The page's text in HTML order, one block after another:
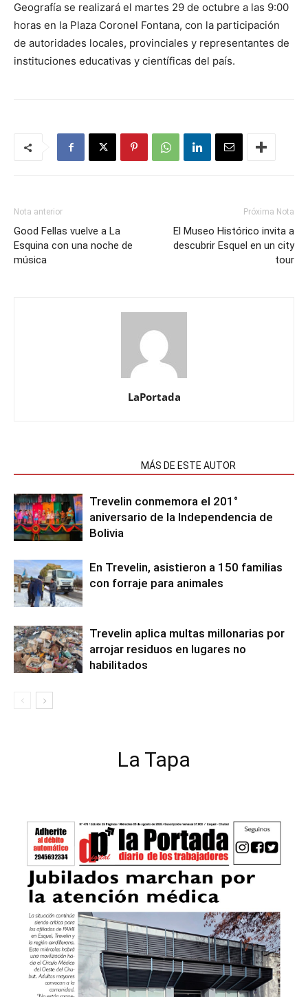
Geografía se realizará el martes 29 de octubre a las 9:00
horas en la Plaza Coronel Fontana, con la participación
de autoridades locales, provinciales y representantes de
instituciones educativas y científicas del país.
Nota anterior
Good Fellas vuelve a La
Esquina con una noche de
música
Próxima Nota
El Museo Histórico invita a
descubrir Esquel en un city
tour
LaPortada
MÁS DE ESTE AUTOR
Trevelin conmemora el 201°
aniversario de la Independencia de
Bolivia
En Trevelin, asistieron a 150 familias
con forraje para animales
Trevelin aplica multas millonarias por
arrojar residuos en lugares no
habilitados
La Tapa